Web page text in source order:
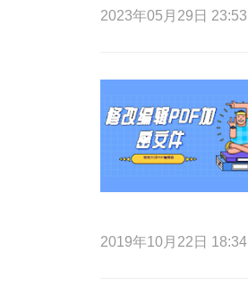
2023年05月29日 23:53
2019年10月22日 18:34